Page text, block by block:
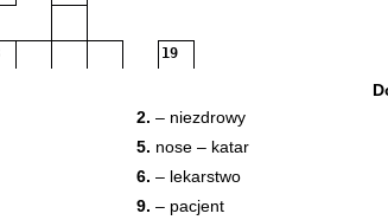
19
2. – niezdrowy
5. nose – katar
6. – lekarstwo
9. – pacjent